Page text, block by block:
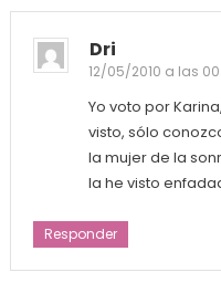
Dri
12/05/2010 a las
Yo voto por
visto, sólo
la mujer de la
la he visto
Responder